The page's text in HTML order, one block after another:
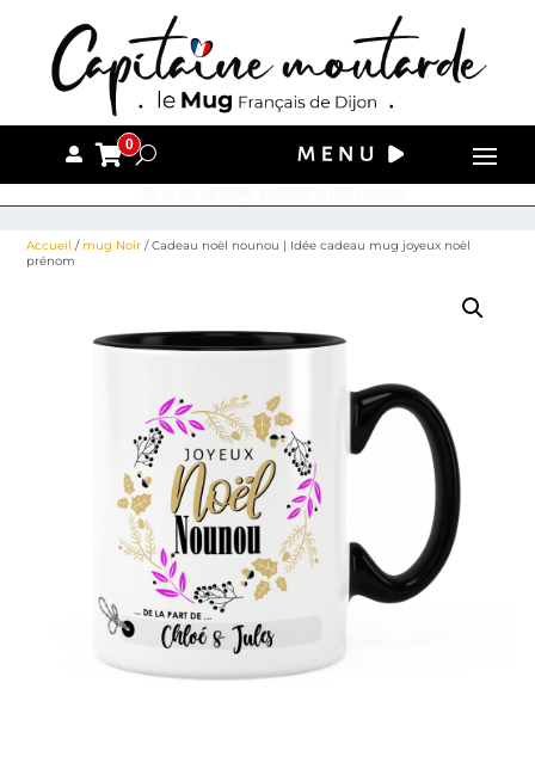
0
Accueil / mug Noir / Cadeau noël nounou | Idée cadeau mug joyeux noël
prénom